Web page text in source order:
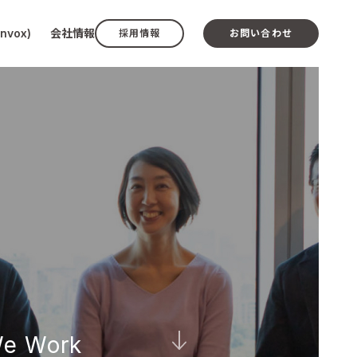
会社情報 採用情報 お問い合わせ
Work